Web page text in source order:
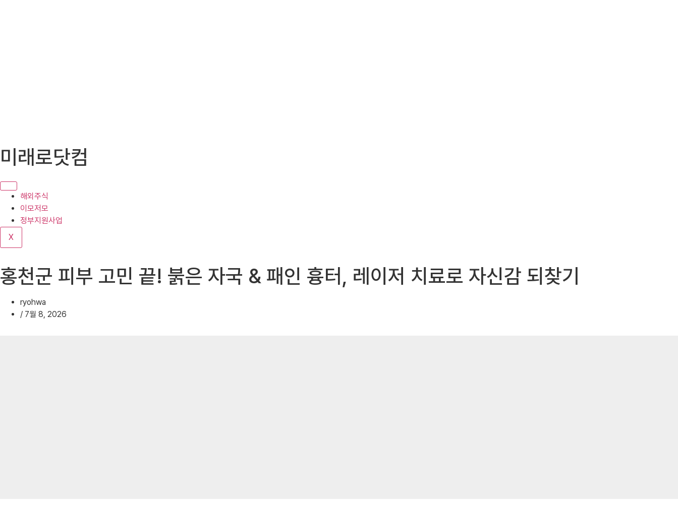
텐
로
기
미래로닷컴
해외주식
이모저모
정부지원사업
X
홍천군 피부 고민 끝! 붉은 자국 & 패인 흉터, 레이저 치료로 자신감 되찾기
ryohwa
/ 7월 8, 2026